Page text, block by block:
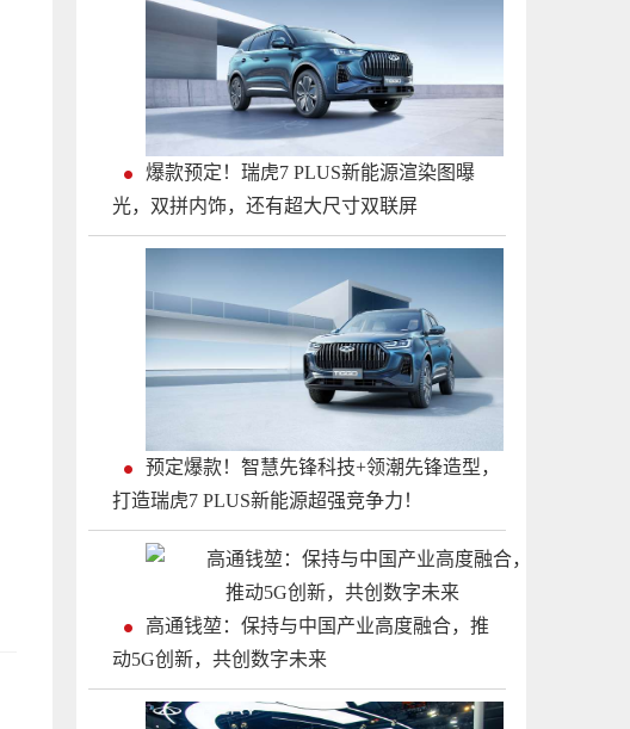
爆款预定！瑞虎7 PLUS新能源渲染图曝
光，双拼内饰，还有超大尺寸双联屏
预定爆款！智慧先锋科技+领潮先锋造型，
打造瑞虎7 PLUS新能源超强竞争力！
高通钱堃：保持与中国产业高度融合，推
动5G创新，共创数字未来